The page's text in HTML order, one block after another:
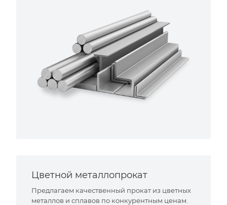
Цветной металлопрокат
Предлагаем качественный прокат из цветных
металлов и сплавов по конкурентным ценам.